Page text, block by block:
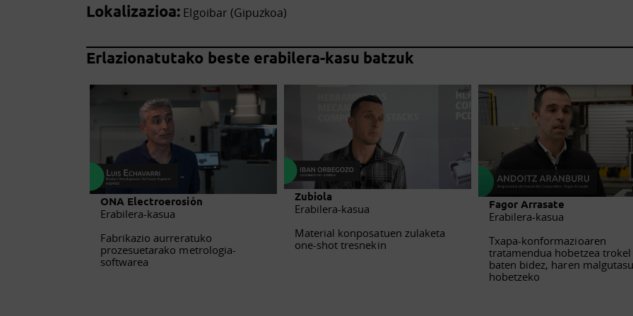
Lokalizazioa: Elgoibar (Gipuzkoa)
Erlazionatutako beste erabilera-kasu batzuk
ONA Electroerosión
Erabilera-kasua
Fabrikazio aurreratuko
prozesuetarako metrologia-
softwarea
Zubiola
Erabilera-kasua
Material konposatuen zulaketa
one-shot tresnekin
Fagor Arrasate
Erabilera-kasua
Txapa-konformazioaren
tratamendua hobetzea trokel
baten bidez, haren
hobetzeko